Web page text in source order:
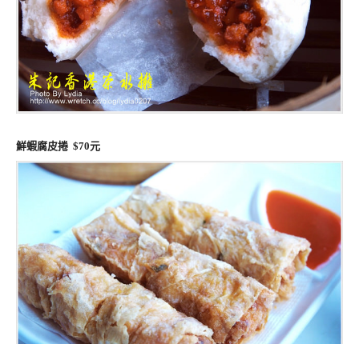
鮮蝦腐皮捲 $70元